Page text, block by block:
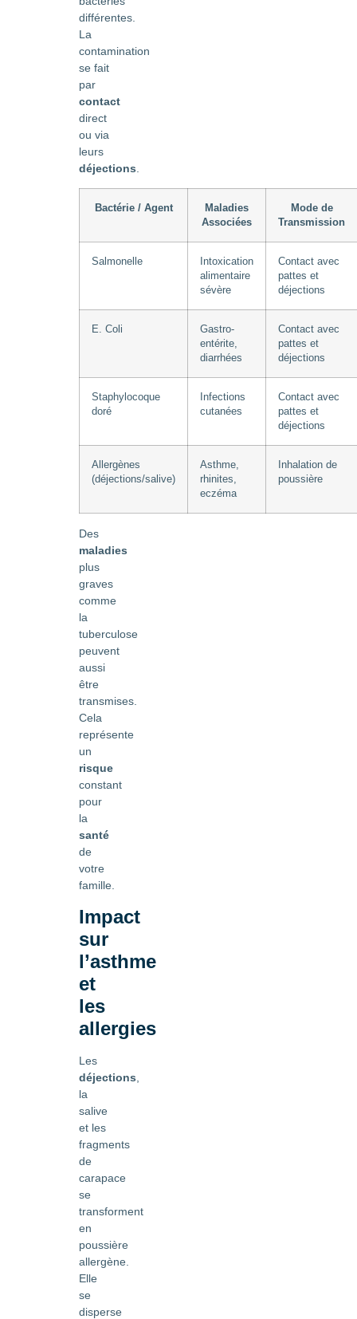
différentes.
La
contamination
se fait
par
contact
direct
ou via
leurs
déjections
Bactérie / Agent
Maladies
Associées
Mode de
Transmission
Salmonelle
Intoxication
alimentaire
sévère
Contact avec
pattes et
déjections
E. Coli
Gastro-
entérite,
diarrhées
Contact avec
pattes et
déjections
Staphylocoque
doré
Infections
cutanées
Contact avec
pattes et
déjections
Allergènes
(déjections/salive)
Asthme,
rhinites,
eczéma
Inhalation de
poussière
Des
maladies
plus
graves
comme
la
tuberculose
peuvent
aussi
être
transmises.
Cela
représente
un
risque
constant
pour
la
santé
de
votre
famille.
Impact
sur
l’asthme
et
les
allergies
Les
déjections
la
salive
et les
fragments
de
carapace
se
transforment
en
poussière
allergène.
Elle
se
disperse